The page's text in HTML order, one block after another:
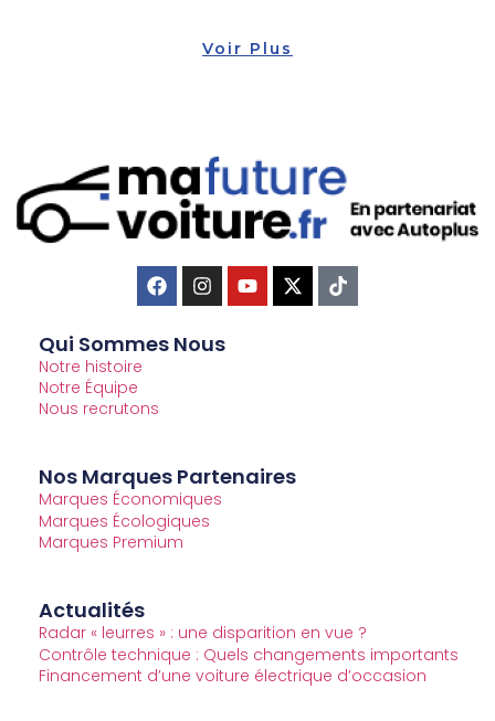
Voir Plus
Qui Sommes Nous
Notre histoire
Notre Équipe
Nous recrutons
Nos Marques Partenaires
Marques Économiques
Marques Écologiques
Marques Premium
Actualités
Radar « leurres » : une disparition en vue ?
Contrôle technique : Quels changements importants
Financement d’une voiture électrique d’occasion